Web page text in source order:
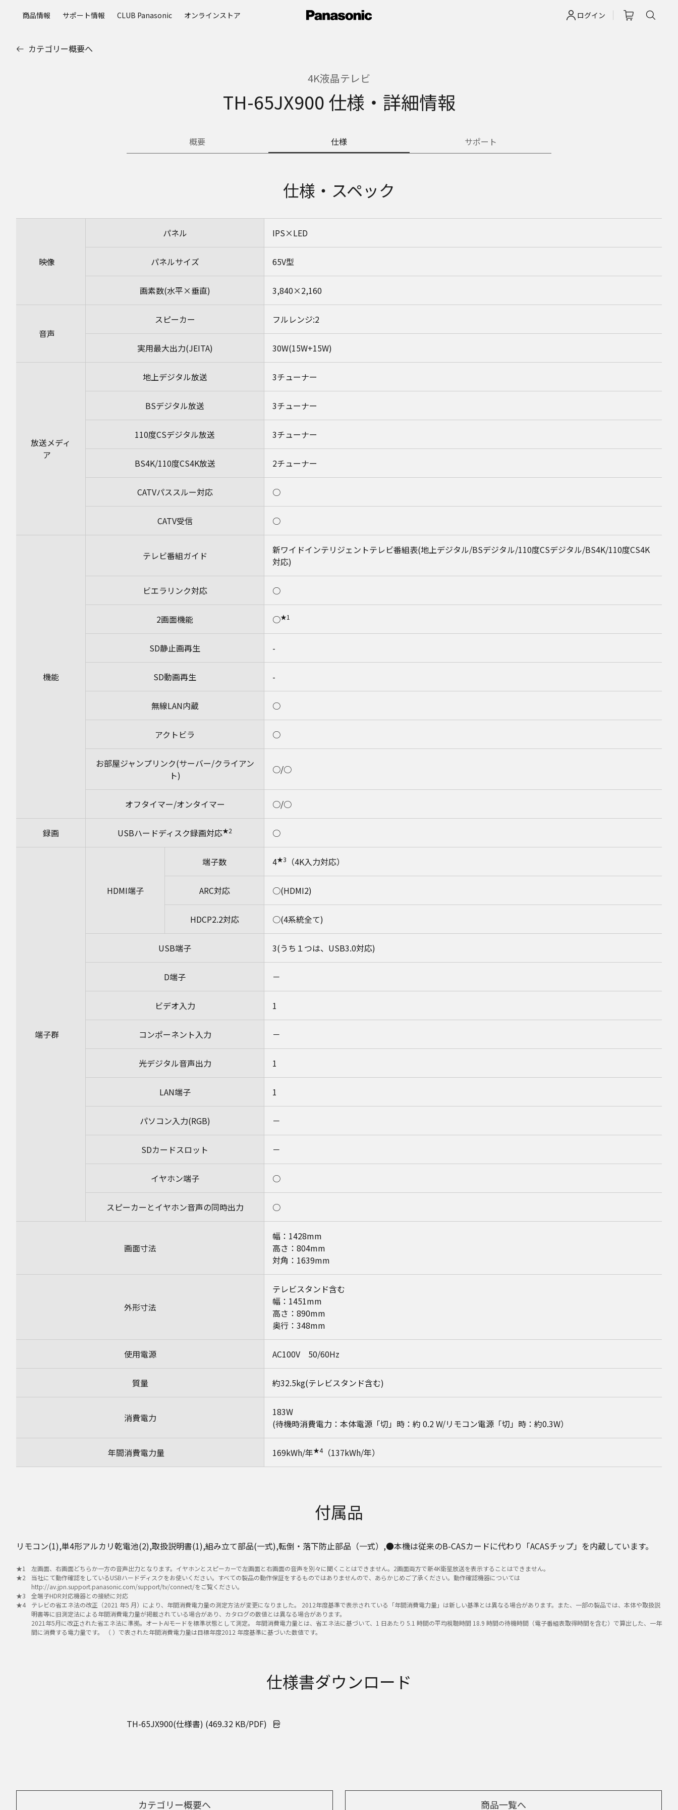
ログイン
商品情報 サポート情報 CLUB Panasonic オンラインストア
カテゴリー概要へ
4K液晶テレビ
TH-65JX900 仕様・詳細情報
概要 仕様 サポート
仕様・スペック
映像
パネル IPS×LED
パネルサイズ 65V型
画素数(水平×垂直) 3,840×2,160
音声
スピーカー フルレンジ:2
実用最大出力(JEITA) 30W(15W+15W)
放送メディ
ア
地上デジタル放送 3チューナー
BSデジタル放送 3チューナー
110度CSデジタル放送 3チューナー
BS4K/110度CS4K放送 2チューナー
CATVパススルー対応 ○
CATV受信 ○
機能
テレビ番組ガイド
新ワイドインテリジェントテレビ番組表(地上デジタル/BSデジタル/110度CSデジタル/BS4K/110度CS4K
対応)
ビエラリンク対応 ○
2画面機能 ○★1
SD静止画再生 -
SD動画再生 -
無線LAN内蔵 ○
アクトビラ ○
お部屋ジャンプリンク(サーバー/クライアン
ト)
○/○
オフタイマー/オンタイマー ○/○
録画 USBハードディスク録画対応★2 ○
端子群
HDMI端子
端子数 4★3 （4K入力対応）
ARC対応 ○(HDMI2)
HDCP2.2対応 ○(4系統全て)
USB端子 3(うち１つは、USB3.0対応)
D端子 －
ビデオ入力 1
コンポーネント入力 －
光デジタル音声出力 1
LAN端子 1
パソコン入力(RGB) －
SDカードスロット －
イヤホン端子 ○
スピーカーとイヤホン音声の同時出力 ○
画面寸法
幅：1428mm
高さ：804mm
対角：1639mm
外形寸法
テレビスタンド含む
幅：1451mm
高さ：890mm
奥行：348mm
使用電源 AC100V 50/60Hz
質量 約32.5kg(テレビスタンド含む)
消費電力
183W
(待機時消費電力：本体電源「切」時：約 0.2 W/リモコン電源「切」時：約0.3W）
年間消費電力量 169kWh/年★4（137kWh/年）
付属品
リモコン(1),単4形アルカリ乾電池(2),取扱説明書(1),組み立て部品(一式),転倒・落下防止部品（一式）,●本機は従来のB-CASカードに代わり「ACASチップ」を内蔵しています。
左画面、右画面どちらか一方の音声出力となります。イヤホンとスピーカーで左画面と右画面の音声を別々に聞くことはできません。2画面両方で新4K衛星放送を表示することはできません。
当社にて動作確認をしているUSBハードディスクをお使いください。すべての製品の動作保証をするものではありませんので、あらかじめご了承ください。動作確認機器については
http://av.jpn.support.panasonic.com/support/tv/connect/をご覧ください。
全端子HDR対応機器との接続に対応
テレビの省エネ法の改正（2021 年5 月）により、年間消費電力量の測定方法が変更になりました。 2012年度基準で表示されている「年間消費電力量」は新しい基準とは異なる場合があります。また、一部の製品では、本体や取扱説
明書等に旧測定法による年間消費電力量が掲載されている場合があり、カタログの数値とは異なる場合があります。
2021年5月に改正された省エネ法に準拠。オートAIモードを標準状態として測定。 年間消費電力量とは、省エネ法に基づいて、1 日あたり 5.1 時間の平均視聴時間 18.9 時間の待機時間（電子番組表取得時間を含む）で算出した、一年
間に消費する電力量です。 （ ）で表された年間消費電力量は目標年度2012 年度基準に基づいた数値です。
仕様書ダウンロード
TH-65JX900(仕様書) (469.32 KB/PDF)
カテゴリー概要へ 商品一覧へ